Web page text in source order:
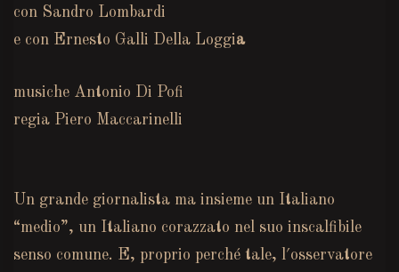
con Sandro Lombardi
e con Ernesto Galli Della Loggia
musiche Antonio Di Pofi
regia Piero Maccarinelli
Un grande giornalista ma insieme un Italiano
“medio”, un Italiano corazzato nel suo inscalfibile
senso comune. E, proprio perché tale, l′osservatore